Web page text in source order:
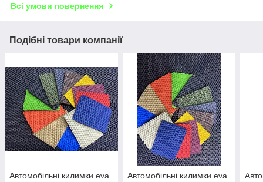
Всі умови повернення
Подібні товари компанії
Автомобільні килимки eva
Автомобільні килимки eva